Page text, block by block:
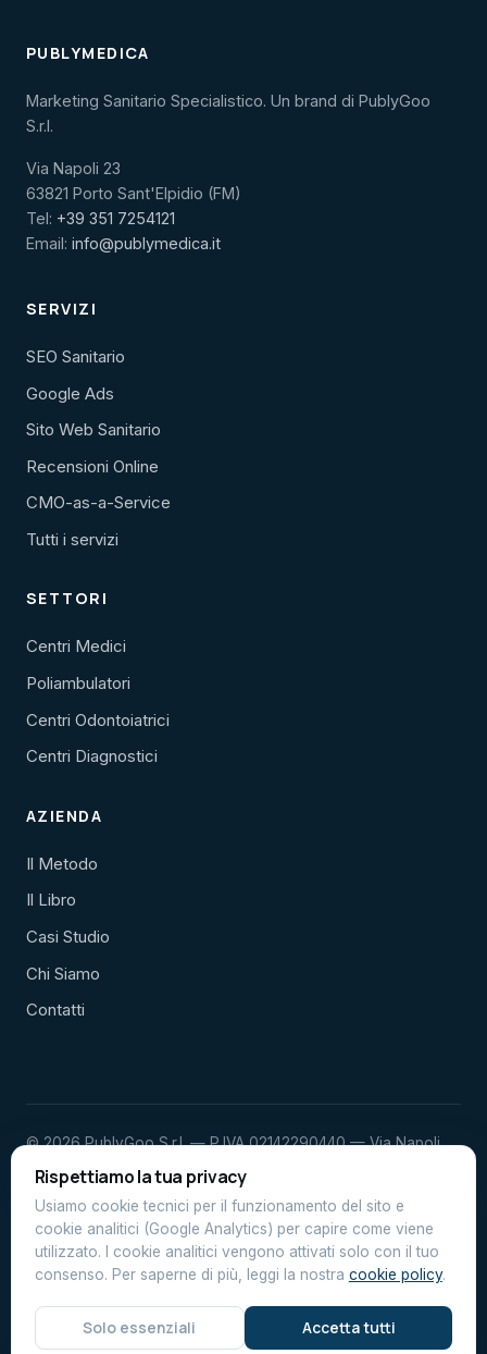
PUBLYMEDICA
Marketing Sanitario Specialistico. Un brand di PublyGoo
S.r.l.
Via Napoli 23
63821 Porto Sant'Elpidio (FM)
Tel: +39 351 7254121
Email: info@publymedica.it
SERVIZI
SEO Sanitario
Google Ads
Sito Web Sanitario
Recensioni Online
CMO-as-a-Service
Tutti i servizi
SETTORI
Centri Medici
Poliambulatori
Centri Odontoiatrici
Centri Diagnostici
AZIENDA
Il Metodo
Il Libro
Casi Studio
Chi Siamo
Contatti
© 2026 PublyGoo S.r.l. — P.IVA 02142290440 — Via Napoli
23, Porto Sant'Elpidio (FM)
Privacy Policy
Cookie Policy
Comunicazione sanitaria informativa ai sensi delle leggi 248/2006
e 145/2018, comma 525, curata da PublyGoo S.r.l.
Dichiarazione di accessibilità
Rispettiamo la tua privacy
Usiamo cookie tecnici per il funzionamento del sito e
cookie analitici (Google Analytics) per capire come viene
utilizzato. I cookie analitici vengono attivati solo con il tuo
consenso. Per saperne di più, leggi la nostra cookie policy.
Solo essenziali Accetta tutti